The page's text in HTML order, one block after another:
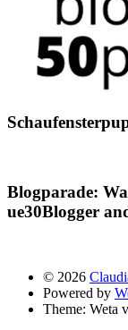
Blogparade:
ue30Blogger
© 2026
Powered by
Theme: Weta